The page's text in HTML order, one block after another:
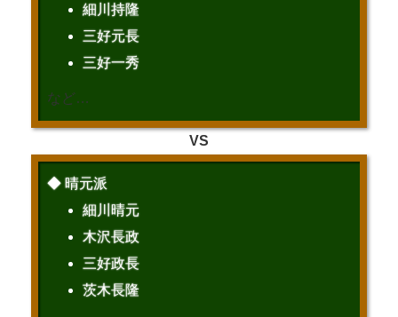
細川持隆
三好元長
三好一秀
など…
VS
◆ 晴元派
細川晴元
木沢長政
三好政長
茨木長隆